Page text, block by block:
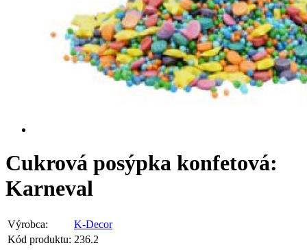
Cukrová posýpka konfetová:
Karneval
Výrobca:
K-Decor
Kód produktu: 236.2